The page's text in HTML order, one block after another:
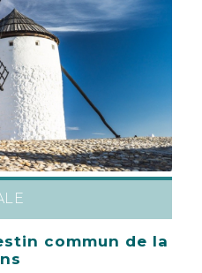
commun de la